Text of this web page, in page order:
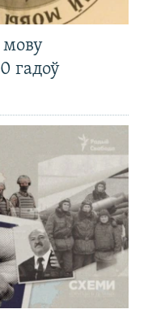
мову
гадоў